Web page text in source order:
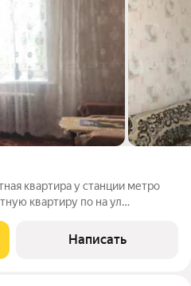
квартира у станции метро
квартиру по на ул
в Вахитовском районе
м.
Написать